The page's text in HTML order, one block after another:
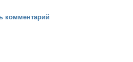
комментарий